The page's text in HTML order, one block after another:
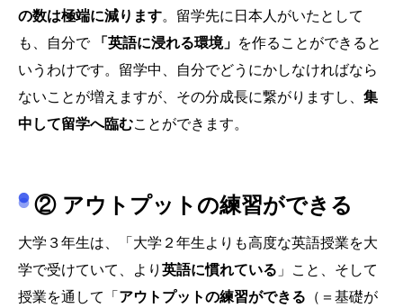
の数は極端に減ります。留学先に日本人がいたとして
も、自分で 「英語に浸れる環境」 を作ることができると
いうわけです。留学中、自分でどうにかしなければなら
ないことが増えますが、その分成長に繋がりますし、 集
中して留学へ臨むことができます。
② アウトプットの練習ができる
大学３年生は、「大学２年生よりも高度な英語授業を大
学で受けていて、より英語に慣れている 」こと、そして
授業を通して「アウトプットの練習ができる （＝基礎が